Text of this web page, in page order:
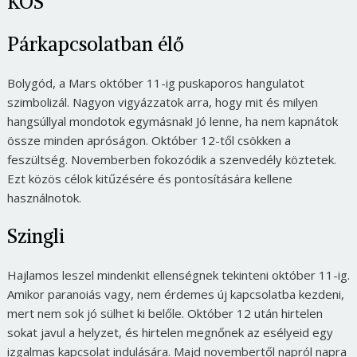
Párkapcsolatban élő
Bolygód, a Mars október 11-ig puskaporos hangulatot
szimbolizál. Nagyon vigyázzatok arra, hogy mit és milyen
hangsúllyal mondotok egymásnak! Jó lenne, ha nem kapnátok
össze minden apróságon. Október 12-től csökken a
feszültség. Novemberben fokozódik a szenvedély köztetek.
Ezt közös célok kitűzésére és pontosítására kellene
használnotok.
Szingli
Hajlamos leszel mindenkit ellenségnek tekinteni október 11-ig.
Amikor paranoiás vagy, nem érdemes új kapcsolatba kezdeni,
mert nem sok jó sülhet ki belőle. Október 12 után hirtelen
sokat javul a helyzet, és hirtelen megnőnek az esélyeid egy
izgalmas kapcsolat indulására. Majd novembertől napról napra